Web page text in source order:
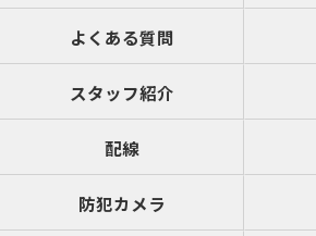
よくある質問
スタッフ紹介
配線
防犯カメラ